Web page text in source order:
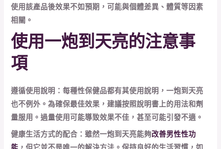
使用該產品後效果不如預期，可能與個體差異、體質等因素
相關。
使用一炮到天亮的注意事
項
遵循使用說明：每種性保健品都有其使用說明，一炮到天亮
也不例外。為確保最佳效果，建議按照說明書上的用法和劑
量服用。過量使用可能導致效果不佳，甚至可能引發不適。
健康生活方式的配合：雖然一炮到天亮能夠改善男性性功
能 ，但它並不是唯一的解決方法。保持良好的生活習慣，如